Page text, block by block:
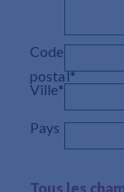
Code
postal*
Ville*
Pays
Tous les